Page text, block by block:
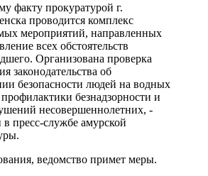
факту прокуратурой г.
проводится комплекс
мероприятий, направленных
всех обстоятельств
Организована проверка
законодательства об
безопасности людей на водных
безнадзорности и
несовершеннолетних, -
пресс-службе амурской
ведомство примет меры.